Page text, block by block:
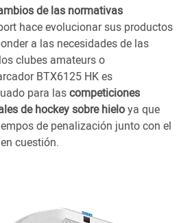
de las normativas
hace evolucionar sus productos
a las necesidades de las
clubes amateurs o
BTX6125 HK es
para lascompeticiones
de hockey sobre hieloya que
de penalización junto con el
cuestión.